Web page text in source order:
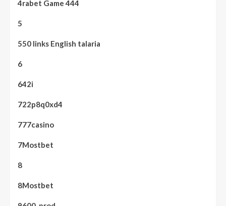
4rabet Game 444
5
550 links English talaria
6
642i
722p8q0xd4
777casino
7Mostbet
8
8Mostbet